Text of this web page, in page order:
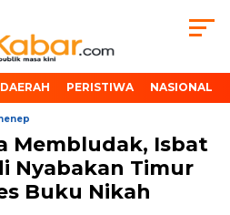
DAERAH PERISTIWA NASIONAL
Membludak, Isbat
Nyabakan Timur
Buku Nikah